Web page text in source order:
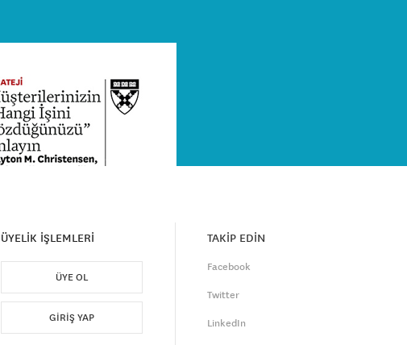
ÜYELİK İŞLEMLERİ
ÜYE OL
GIRIŞ YAP
TAKİP EDİN
Facebook
Twitter
LinkedIn